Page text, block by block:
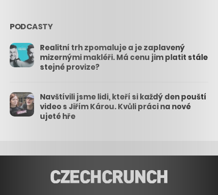
PODCASTY
Realitní trh zpomaluje a je zaplavený
mizernými makléři. Má cenu jim platit stále
stejné provize?
Navštívili jsme lidi, kteří si každý den pouští
video s Jiřím Károu. Kvůli práci na nové
ujeté hře